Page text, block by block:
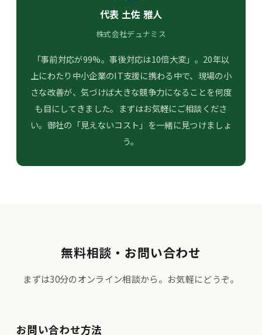
代表 土佐 雅人
株式会社デュナミス
「事前対応が99%。事後対応は10倍大変」。20年以
上にわたり中小企業のIT支援に携わる中で、現場の小
さな改善が、気づけば大きな競争力になることを何度
も目にしてきました。まずはお気軽にご相談くださ
い。御社の「見えないコスト」を一緒に見つけましょ
う。
無料相談・お問い合わせ
まずは30分のオンライン相談から。お気軽にどうぞ。
お問い合わせ方法